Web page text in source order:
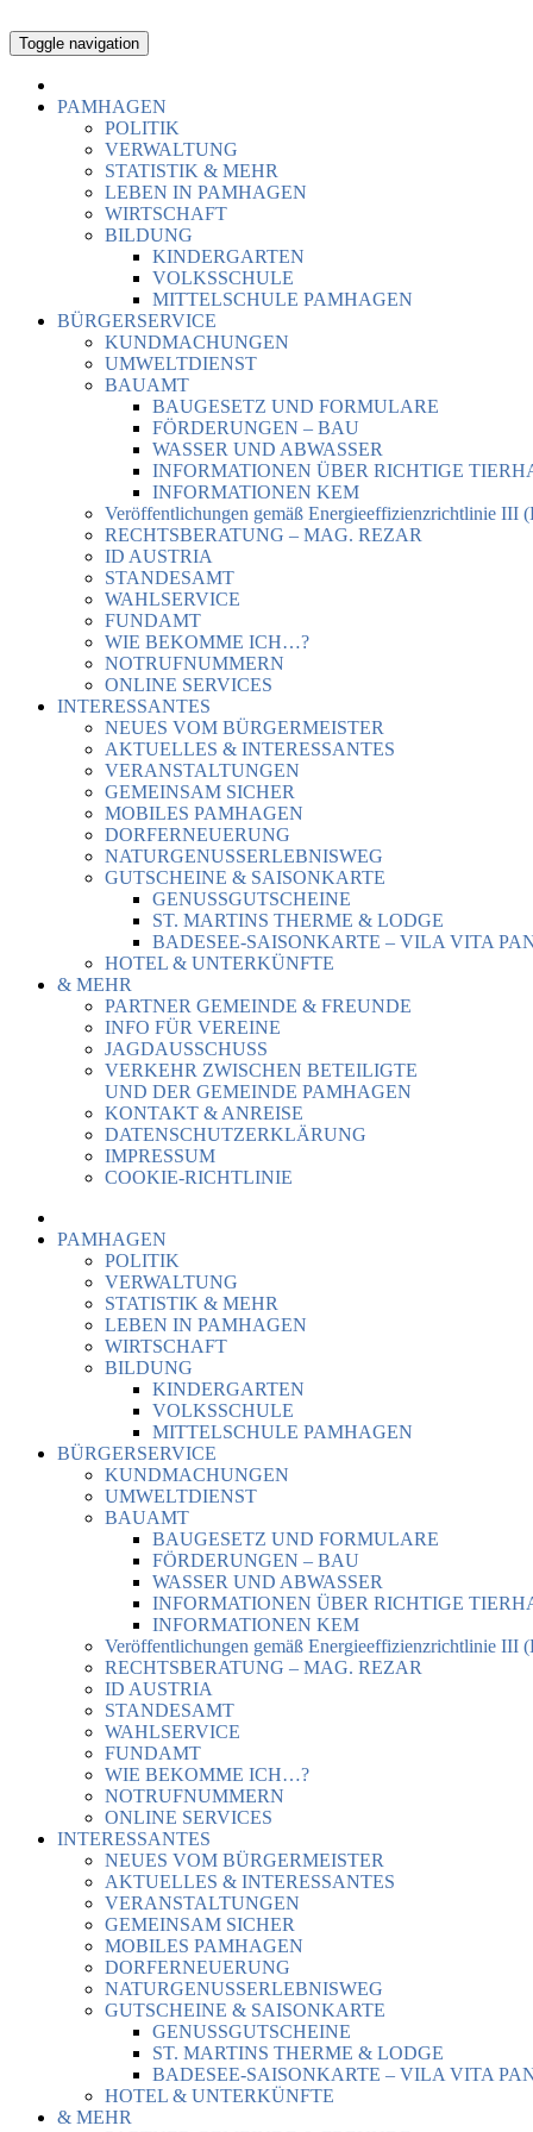
Toggle navigation
PAMHAGEN
POLITIK
VERWALTUNG
STATISTIK & MEHR
LEBEN IN PAMHAGEN
WIRTSCHAFT
BILDUNG
KINDERGARTEN
VOLKSSCHULE
MITTELSCHULE PAMHAGEN
BÜRGERSERVICE
KUNDMACHUNGEN
UMWELTDIENST
BAUAMT
BAUGESETZ UND FORMULARE
FÖRDERUNGEN – BAU
WASSER UND ABWASSER
INFORMATIONEN ÜBER RICHTIGE
INFORMATIONEN KEM
Veröffentlichungen gemäß Energieeffizienzrichtlinie III
RECHTSBERATUNG – MAG. REZAR
ID AUSTRIA
STANDESAMT
WAHLSERVICE
FUNDAMT
WIE BEKOMME ICH…?
NOTRUFNUMMERN
ONLINE SERVICES
INTERESSANTES
NEUES VOM BÜRGERMEISTER
AKTUELLES & INTERESSANTES
VERANSTALTUNGEN
GEMEINSAM SICHER
MOBILES PAMHAGEN
DORFERNEUERUNG
NATURGENUSSERLEBNISWEG
GUTSCHEINE & SAISONKARTE
GENUSSGUTSCHEINE
ST. MARTINS THERME & LODGE
BADESEE-SAISONKARTE – VILA VITA
HOTEL & UNTERKÜNFTE
& MEHR
PARTNER GEMEINDE & FREUNDE
INFO FÜR VEREINE
JAGDAUSSCHUSS
VERKEHR ZWISCHEN BETEILIGTE
UND DER GEMEINDE PAMHAGEN
KONTAKT & ANREISE
DATENSCHUTZERKLÄRUNG
IMPRESSUM
COOKIE-RICHTLINIE
PAMHAGEN
POLITIK
VERWALTUNG
STATISTIK & MEHR
LEBEN IN PAMHAGEN
WIRTSCHAFT
BILDUNG
KINDERGARTEN
VOLKSSCHULE
MITTELSCHULE PAMHAGEN
BÜRGERSERVICE
KUNDMACHUNGEN
UMWELTDIENST
BAUAMT
BAUGESETZ UND FORMULARE
FÖRDERUNGEN – BAU
WASSER UND ABWASSER
INFORMATIONEN ÜBER RICHTIGE
INFORMATIONEN KEM
Veröffentlichungen gemäß Energieeffizienzrichtlinie III
RECHTSBERATUNG – MAG. REZAR
ID AUSTRIA
STANDESAMT
WAHLSERVICE
FUNDAMT
WIE BEKOMME ICH…?
NOTRUFNUMMERN
ONLINE SERVICES
INTERESSANTES
NEUES VOM BÜRGERMEISTER
AKTUELLES & INTERESSANTES
VERANSTALTUNGEN
GEMEINSAM SICHER
MOBILES PAMHAGEN
DORFERNEUERUNG
NATURGENUSSERLEBNISWEG
GUTSCHEINE & SAISONKARTE
GENUSSGUTSCHEINE
ST. MARTINS THERME & LODGE
BADESEE-SAISONKARTE – VILA VITA
HOTEL & UNTERKÜNFTE
& MEHR